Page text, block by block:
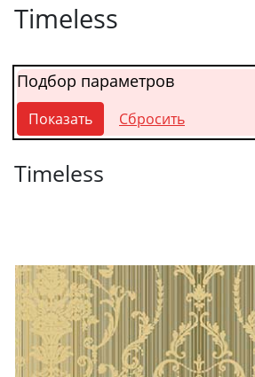
Timeless
Подбор параметров
Timeless